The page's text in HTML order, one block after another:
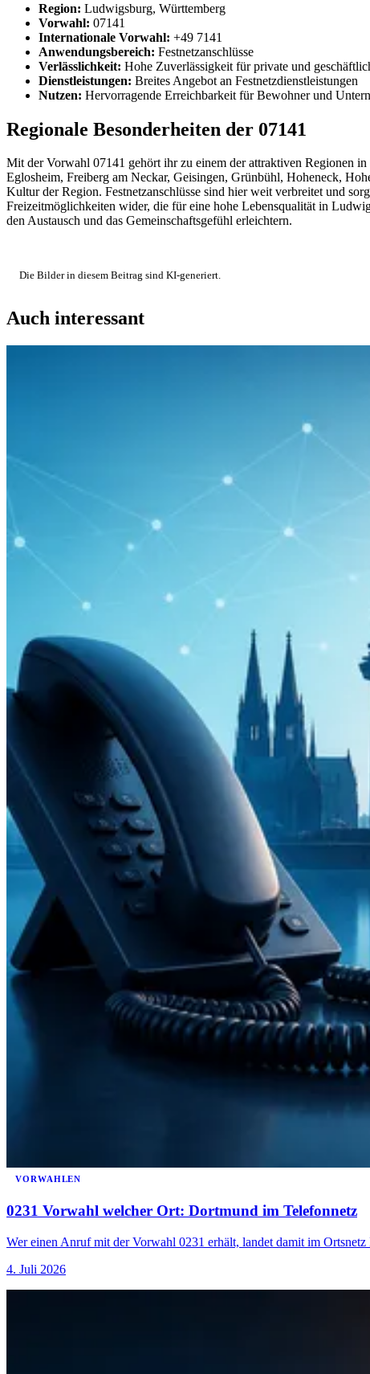
Region: Ludwigsburg, Württemberg
Vorwahl: 07141
Internationale Vorwahl: +49 7141
Anwendungsbereich: Festnetzanschlüsse
Verlässlichkeit: Hohe Zuverlässigkeit für private und
Dienstleistungen: Breites Angebot an Festnetzdienstleistungen
Nutzen: Hervorragende Erreichbarkeit für Bewohner und
Regionale Besonderheiten der 07141
Mit der Vorwahl 07141 gehört ihr zu einem der attraktiven Regionen
Eglosheim, Freiberg am Neckar, Geisingen, Grünbühl, Hoheneck,
Kultur der Region. Festnetzanschlüsse sind hier weit verbreitet und
Freizeitmöglichkeiten wider, die für eine hohe Lebensqualität in
den Austausch und das Gemeinschaftsgefühl erleichtern.
Die Bilder in diesem Beitrag sind KI-generiert.
Auch interessant
VORWAHLEN
0231 Vorwahl welcher Ort: Dortmund im Telefonnetz
Wer einen Anruf mit der Vorwahl 0231 erhält, landet damit im
4. Juli 2026